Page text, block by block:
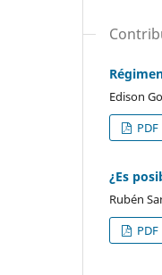
Edison
PDF
¿Es
Rubén
PDF